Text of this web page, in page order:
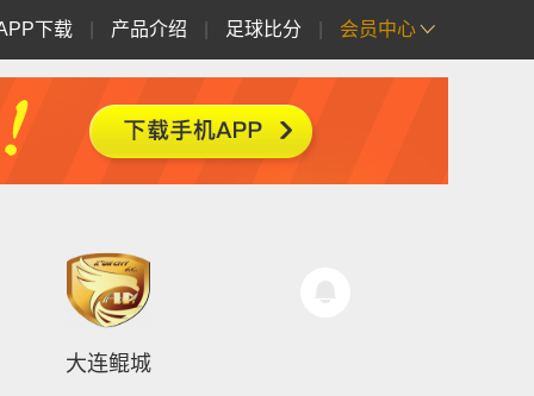
下载 产品介绍 足球比分 会员中心
大连鲲城